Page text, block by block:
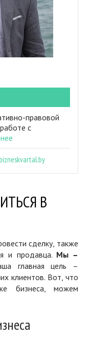
правовой
с
В
сделку, также
и продавца. Мы –
главная цель –
клиентов. Вот, что
бизнеса, можем